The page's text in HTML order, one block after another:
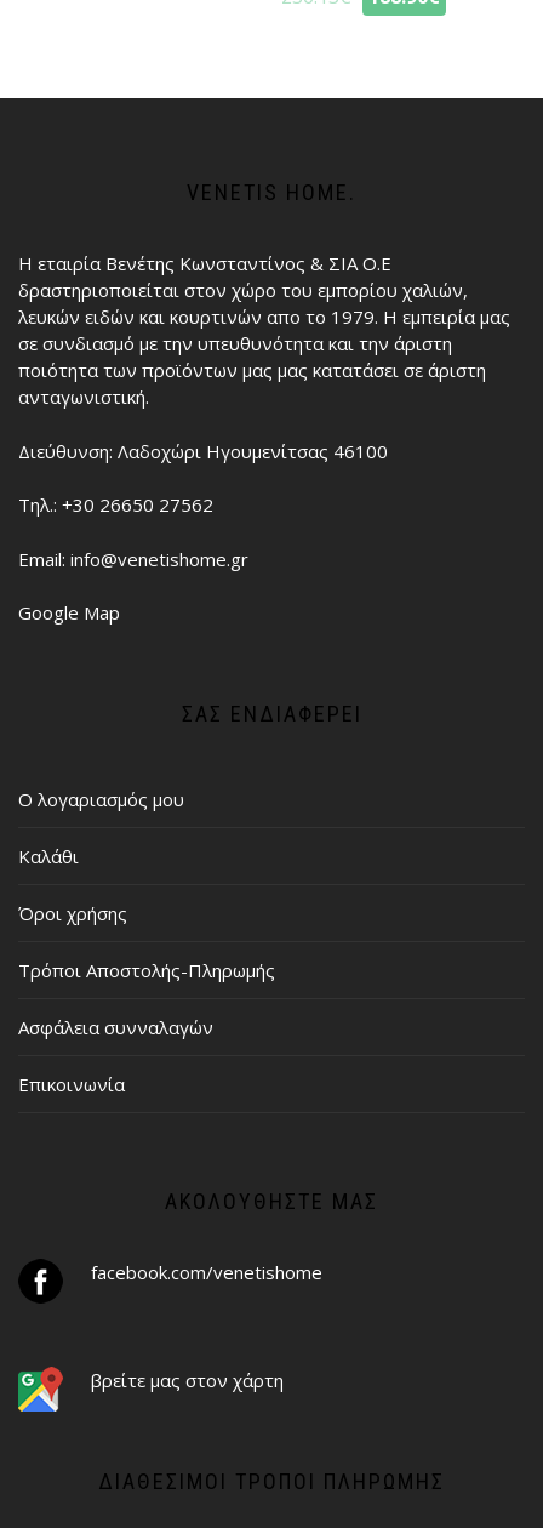
VENETIS HOME.
Η εταιρία Βενέτης Κωνσταντίνος & ΣΙΑ Ο.Ε
δραστηριοποιείται στον χώρο του εμπορίου χαλιών,
λευκών ειδών και κουρτινών απο το 1979. Η εμπειρία μας
σε συνδιασμό με την υπευθυνότητα και την άριστη
ποιότητα των προϊόντων μας μας κατατάσει σε άριστη
ανταγωνιστική.
Διεύθυνση: Λαδοχώρι Ηγουμενίτσας 46100
Τηλ.: +30 26650 27562
Email: info@venetishome.gr
Google Map
ΣΑΣ ΕΝΔΙΑΦΈΡΕΙ
Ο λογαριασμός μου
Καλάθι
Όροι χρήσης
Τρόποι Αποστολής-Πληρωμής
Ασφάλεια συνναλαγών
Επικοινωνία
ΑΚΟΛΟΥΘΉΣΤΕ ΜΑΣ
facebook.com/venetishome
βρείτε μας στον χάρτη
ΔΙΑΘΈΣΙΜΟΙ ΤΡΌΠΟΙ ΠΛΗΡΩΜΉΣ